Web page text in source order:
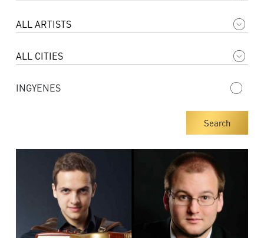
INGYENES
Search